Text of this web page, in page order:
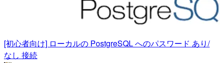
[初心者向け] ローカルの PostgreSQL へのパスワード あり/
なし 接続